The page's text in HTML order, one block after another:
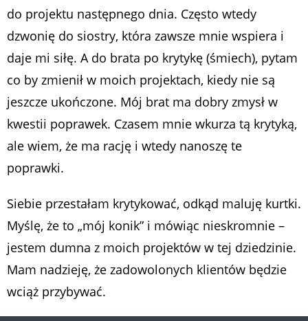
do projektu następnego dnia. Często wtedy
dzwonię do siostry, która zawsze mnie wspiera i
daje mi siłę. A do brata po krytykę (śmiech), pytam
co by zmienił w moich projektach, kiedy nie są
jeszcze ukończone. Mój brat ma dobry zmysł w
kwestii poprawek. Czasem mnie wkurza tą krytyką,
ale wiem, że ma rację i wtedy nanoszę te
poprawki.
Siebie przestałam krytykować, odkąd maluję kurtki.
Myślę, że to „mój konik” i mówiąc nieskromnie –
jestem dumna z moich projektów w tej dziedzinie.
Mam nadzieję, że zadowolonych klientów będzie
wciąż przybywać.